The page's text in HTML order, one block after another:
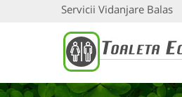
Servicii Vidanjare Balas